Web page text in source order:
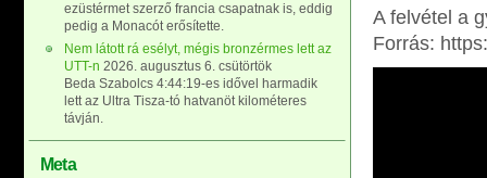
A felvétel a
Forrás:
ezüstérmet szerző francia csapatnak is, eddig
pedig a Monacót erősítette.
Nem látott rá esélyt, mégis bronzérmes lett az
UTT-n 2026. augusztus 6. csütörtök
Beda Szabolcs 4:44:19-es idővel harmadik
lett az Ultra Tisza-tó hatvanöt kilométeres
távján.
Meta